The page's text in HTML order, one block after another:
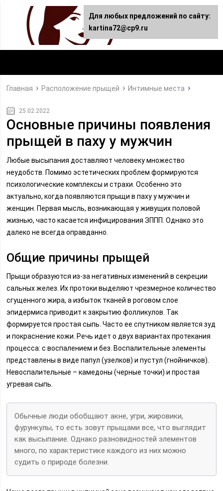
Главная Расположение прыщей Интимные места
25.02.2022
Основные причины появления
прыщей в паху у мужчин
Любые высыпания доставляют человеку множество
неудобств. Помимо эстетических проблем формируются
психологические комплексы и страхи. Особенно это
актуально, когда появляются прыщи в паху у мужчин и
женщин. Первая мысль, возникающая у живущих половой
жизнью, часто касается инфицирования ЗППП. Однако это
далеко не всегда оправданно.
Общие причины прыщей
Прыщи образуются из-за негативных изменений в секреции
сальных желез. Их протоки выделяют чрезмерное количество
сгущенного жира, а избыток тканей в роговом слое
эпидермиса приводит к закрытию фолликулов. Так
формируется простая сыпь. Часто ее спутником является зуд
и покраснение кожи. Речь идет о двух вариантах протекания
процесса: с воспалением и без. Воспалительные элементы
представлены в виде папул (узелков) и пустул (гнойничков).
Невоспалительные – камедоны (черные точки) и простая
угревая сыпь.
Обычные люди обобщают акне, угри, жировики,
фурункулы, то есть зовут прыщами все, что выглядит
как высыпание. Однако разновидностей элементов
много, по характеристике каждого из них можно
судить о природе болезни.
Для любых предложений по сайту:
kartina72@cp9.ru